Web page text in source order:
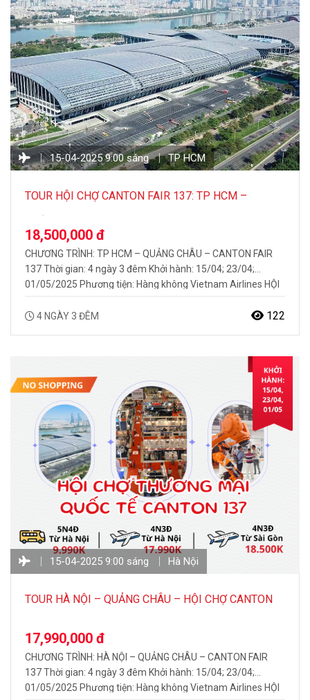
15-04-2025 9:00 sáng TP HCM
TOUR HỘI CHỢ CANTON FAIR 137: TP HCM –
18,500,000 đ
CHƯƠNG TRÌNH: TP HCM – QUẢNG CHÂU – CANTON FAIR
137 Thời gian: 4 ngày 3 đêm Khởi hành: 15/04; 23/04;
01/05/2025 Phương tiện: Hàng không Vietnam Airlines HỘI
Canton Fair – Hội chợ Thương mại Quốc tế có quy mô lớn
4 NGÀY 3 ĐÊM 122
15-04-2025 9:00 sáng Hà Nội
TOUR HÀ NỘI – QUẢNG CHÂU – HỘI CHỢ CANTON
17,990,000 đ
CHƯƠNG TRÌNH: HÀ NỘI – QUẢNG CHÂU – CANTON FAIR
137 Thời gian: 4 ngày 3 đêm Khởi hành: 15/04; 23/04;
01/05/2025 Phương tiện: Hàng không Vietnam Airlines HỘI